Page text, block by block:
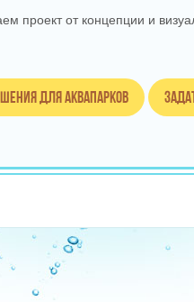
проект от концепции и
для аквапарков